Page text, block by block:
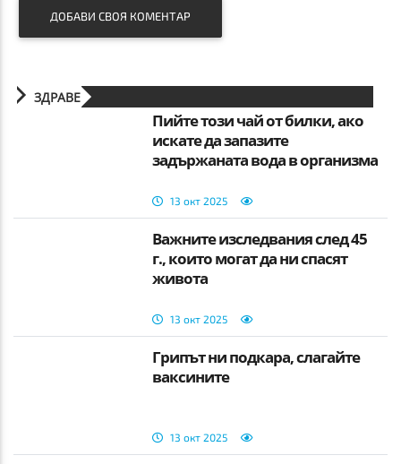
ДОБАВИ СВОЯ КОМЕНТАР
ЗДРАВЕ
Пийте този чай от билки, ако
искате да запазите
задържаната вода в организма
13 окт 2025
Важните изследвания след 45
г., които могат да ни спасят
живота
13 окт 2025
Грипът ни подкара, слагайте
ваксините
13 окт 2025